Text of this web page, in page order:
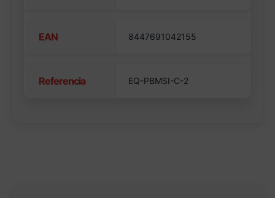
EAN 8447691042155
Referencia EQ-PBMSI-C-2